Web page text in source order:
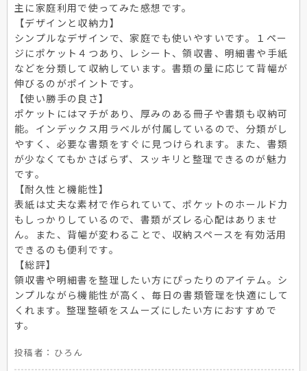
主に家庭利用で使ってみた感想です。
【デザインと収納力】
シンプルなデザインで、家庭でも使いやすいです。１ペー
ジにポケット４つあり、レシート、領収書、明細書や手紙
などを分類して収納しています。書類の量に応じて背幅が
伸びるのがポイントです。
【使い勝手の良さ】
ポケットにはマチがあり、厚みのある冊子や書類も収納可
能。インデックス用ラベルが付属しているので、分類がし
やすく、必要な書類をすぐに見つけられます。また、書類
が少なくてもかさばらず、スッキリと整理できるのが魅力
です。
【耐久性と機能性】
表紙は丈夫な素材で作られていて、ポケットのホールド力
もしっかりしているので、書類がズレる心配はありませ
ん。また、背幅が変わることで、収納スペースを有効活用
できるのも便利です。
【総評】
領収書や明細書を整理したい方にぴったりのアイテム。シ
ンプルながら機能性が高く、毎日の書類管理を快適にして
くれます。整理整頓をスムーズにしたい方におすすめで
す。
投稿者： ひろん